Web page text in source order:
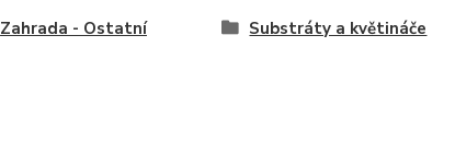
Zahrada - Ostatní Substráty a květináče